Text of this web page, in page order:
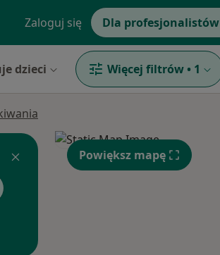
Zaloguj się Dla profesjonalistów
dzieci Więcej filtrów • 1
Powiększ mapę